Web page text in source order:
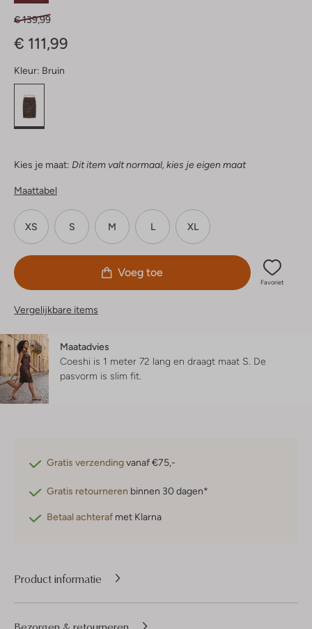
€ 139,99
€ 111,99
Kleur: Bruin
Kies je maat: Dit item valt normaal, kies je eigen maat
Maattabel
XS S M L XL
Voeg toe
Favoriet
Vergelijkbare items
Maatadvies
Coeshi is 1 meter 72 lang en draagt maat S. De
pasvorm is slim fit
Gratis verzendingvanaf €75,-
Gratis retourneren binnen 30 dagen*
Betaal achteraf met Klarna
Product informatie